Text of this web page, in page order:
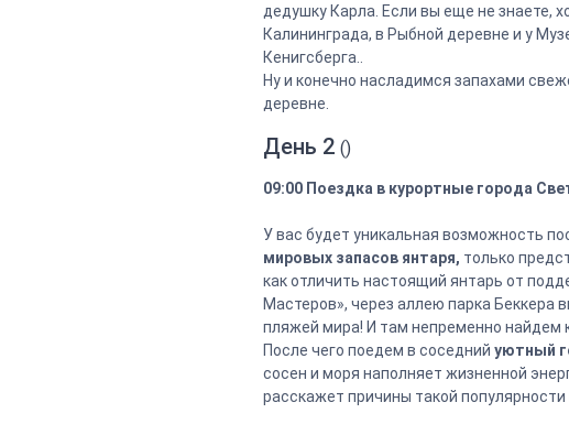
дедушку Карла. Если вы еще не знаете,
Калининграда, в Рыбной деревне и у
Кенигсберга..
Ну и конечно насладимся запахами
деревне.
День 2 ()
09:00 Поездка в курортные города
У вас будет уникальная возможность
мировых запасов янтаря, только
как отличить настоящий янтарь от
Мастеров», через аллею парка
пляжей мира! И там непременно найдем
После чего поедем в соседний уютный
сосен и моря наполняет жизненной
расскажет причины такой